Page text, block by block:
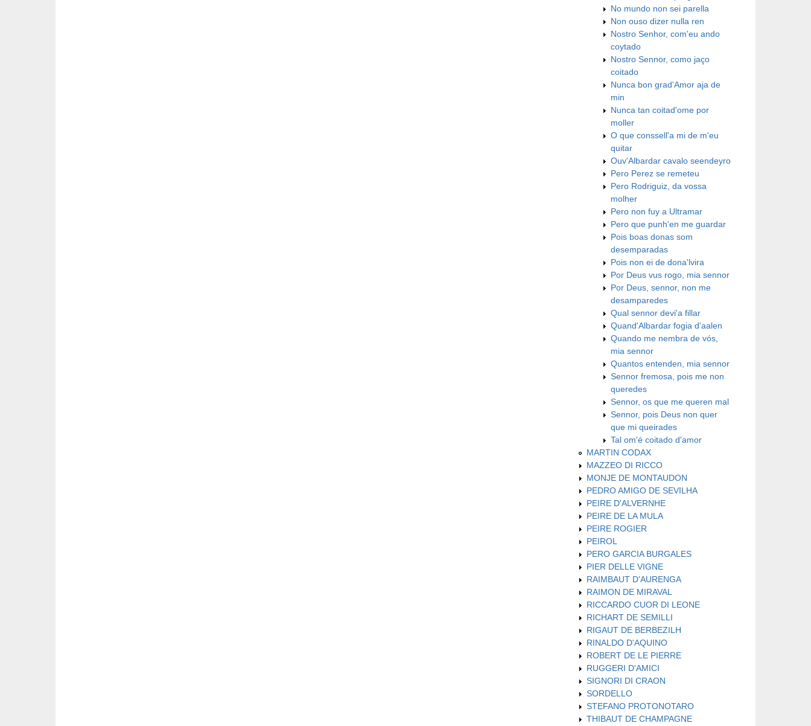
No mundo non sei parella
Non ouso dizer nulla ren
Nostro Senhor, com'eu ando
coytado
Nostro Sennor, como jaço
coitado
Nunca bon grad'Amor aja de
min
Nunca tan coitad'ome por
moller
O que conssell'a mi de m'eu
quitar
Ouv'Albardar cavalo seendeyro
Pero Perez se remeteu
Pero Rodriguiz, da vossa
molher
Pero non fuy a Ultramar
Pero que punh'en me guardar
Pois boas donas som
desemparadas
Pois non ei de dona'lvira
Por Deus vus rogo, mia sennor
Por Deus, sennor, non me
desamparedes
Qual sennor devi'a fillar
Quand'Albardar fogia d'aalen
Quando me nembra de vós,
mia sennor
Quantos entenden, mia sennor
Sennor fremosa, pois me non
queredes
Sennor, os que me queren mal
Sennor, pois Deus non quer
que mi queirades
Tal om'é coitado d'amor
MARTIN CODAX
MAZZEO DI RICCO
MONJE DE MONTAUDON
PEDRO AMIGO DE SEVILHA
PEIRE D'ALVERNHE
PEIRE DE LA MULA
PEIRE ROGIER
PEIROL
PERO GARCIA BURGALES
PIER DELLE VIGNE
RAIMBAUT D'AURENGA
RAIMON DE MIRAVAL
RICCARDO CUOR DI LEONE
RICHART DE SEMILLI
RIGAUT DE BERBEZILH
RINALDO D'AQUINO
ROBERT DE LE PIERRE
RUGGERI D'AMICI
SIGNORI DI CRAON
SORDELLO
STEFANO PROTONOTARO
THIBAUT DE CHAMPAGNE